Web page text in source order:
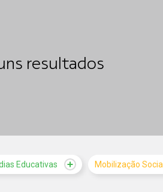
resultados
Educativas Mobilização Social